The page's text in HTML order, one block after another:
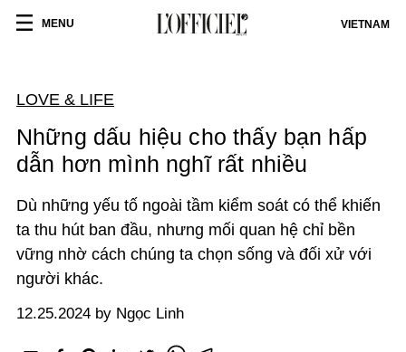
MENU VIETNAM
LOVE & LIFE
Những dấu hiệu cho thấy bạn hấp
dẫn hơn mình nghĩ rất nhiều
Dù những yếu tố ngoài tầm kiểm soát có thể khiến
ta thu hút ban đầu, nhưng mối quan hệ chỉ bền
vững nhờ cách chúng ta chọn sống và đối xử với
người khác.
12.25.2024 by Ngọc Linh